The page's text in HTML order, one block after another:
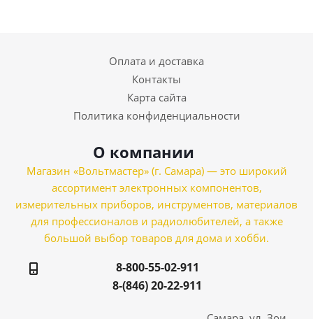
Оплата и доставка
Контакты
Карта сайта
Политика конфиденциальности
О компании
Магазин «Вольтмастер» (г. Самара) — это широкий
ассортимент электронных компонентов,
измерительных приборов, инструментов, материалов
для профессионалов и радиолюбителей, а также
большой выбор товаров для дома и хобби.
8-800-55-02-911
8-(846) 20-22-911